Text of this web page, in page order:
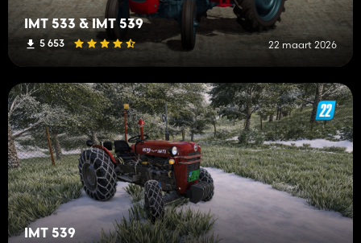
IMT 533 & IMT 539
5 653 22 maart 2026
IMT 539